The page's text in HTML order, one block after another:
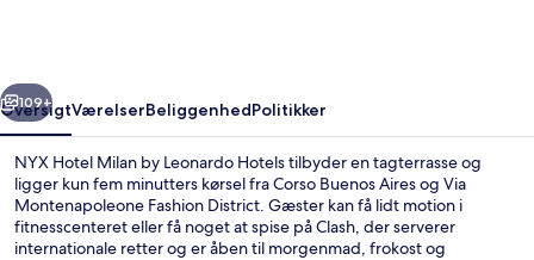
Næste
109+
OversigtVærelserBeliggenhedPolitikker
NYX Hotel Milan by Leonardo Hotels tilbyder en tagterrasse og
ligger kun fem minutters kørsel fra Corso Buenos Aires og Via
Montenapoleone Fashion District. Gæster kan få lidt motion i
fitnesscenteret eller få noget at spise på Clash, der serverer
internationale retter og er åben til morgenmad, frokost og